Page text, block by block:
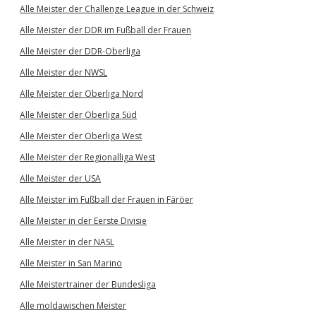
Alle Meister der Challenge League in der Schweiz
Alle Meister der DDR im Fußball der Frauen
Alle Meister der DDR-Oberliga
Alle Meister der NWSL
Alle Meister der Oberliga Nord
Alle Meister der Oberliga Süd
Alle Meister der Oberliga West
Alle Meister der Regionalliga West
Alle Meister der USA
Alle Meister im Fußball der Frauen in Färöer
Alle Meister in der Eerste Divisie
Alle Meister in der NASL
Alle Meister in San Marino
Alle Meistertrainer der Bundesliga
Alle moldawischen Meister